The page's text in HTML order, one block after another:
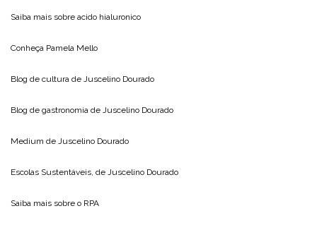
Saiba mais sobre acido hialuronico
Conheça Pamela Mello
Blog de cultura de Juscelino Dourado
Blog de gastronomia de Juscelino Dourado
Medium de Juscelino Dourado
Escolas Sustentáveis, de Juscelino Dourado
Saiba mais sobre o RPA